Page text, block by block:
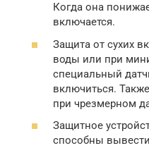
Когда она
включается.
Защита от сухих
воды или при
специальный
включиться.
при чрезмерном
Защитное
способны